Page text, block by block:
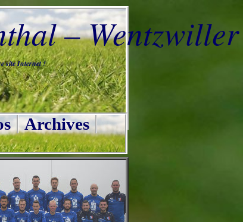
– Wentzwiller
site Internet !
Archives